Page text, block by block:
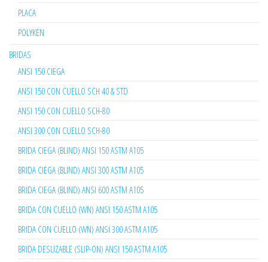
PLACA
POLYKEN
BRIDAS
ANSI 150 CIEGA
ANSI 150 CON CUELLO SCH 40 & STD
ANSI 150 CON CUELLO SCH-80
ANSI 300 CON CUELLO SCH-80
BRIDA CIEGA (BLIND) ANSI 150 ASTM A105
BRIDA CIEGA (BLIND) ANSI 300 ASTM A105
BRIDA CIEGA (BLIND) ANSI 600 ASTM A105
BRIDA CON CUELLO (WN) ANSI 150 ASTM A105
BRIDA CON CUELLO (WN) ANSI 300 ASTM A105
BRIDA DESLIZABLE (SLIP-ON) ANSI 150 ASTM A105